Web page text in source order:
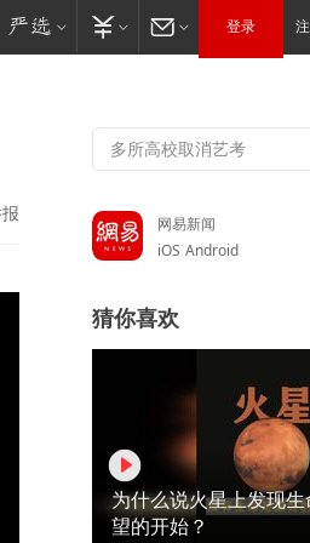
登录
网易新闻
iOS Android
猜你喜欢
为什么说火星上发现
望的开始？